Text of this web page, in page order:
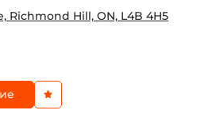
Richmond Hill, ON, L4B 4H5